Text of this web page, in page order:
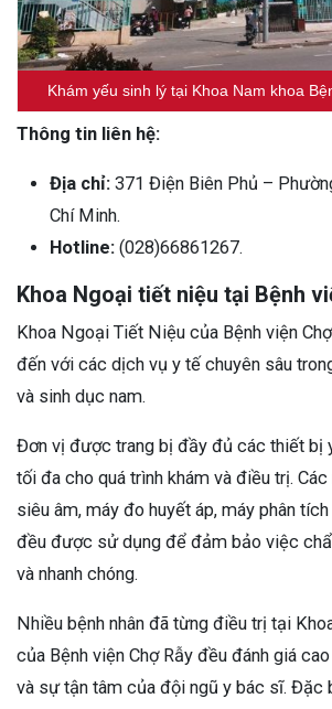
Khám
Thông tin liên hệ:
Địa chỉ: 371 Điện Biên Phủ –
Chí Minh.
Hotline: (028)66861267.
Khoa Ngoại Tiết Niệu của Bệnh viện
đến với các dịch vụ y tế chuyên sâu
và sinh dục nam.
Đơn vị được trang bị đầy đủ các thiết bị
tối đa cho quá trình khám và điều trị.
siêu âm, máy đo huyết áp, máy phân
đều được sử dụng để đảm bảo việc
và nhanh chóng.
Nhiều bệnh nhân đã từng điều trị tại
của Bệnh viện Chợ Rẫy đều đánh giá
và sự tận tâm của đội ngũ y bác sĩ. Đặc